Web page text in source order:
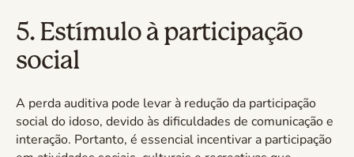
5. Estímulo à participação
social
A perda auditiva pode levar à redução da participação
social do idoso, devido às dificuldades de comunicação e
interação. Portanto, é essencial incentivar a participação